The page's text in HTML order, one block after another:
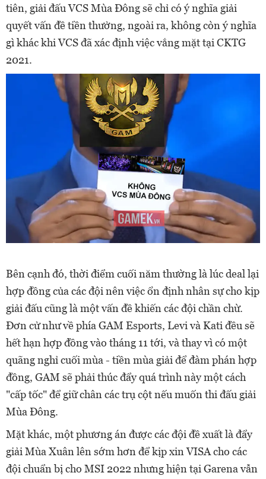
tiên, giải đấu VCS Mùa Đông sẽ chỉ có ý nghĩa giải
quyết vấn đề tiền thưởng, ngoài ra, không còn ý nghĩa
gì khác khi VCS đã xác định việc vắng mặt tại CKTG
2021.
Bên cạnh đó, thời điểm cuối năm thường là lúc deal lại
hợp đồng của các đội nên việc ổn định nhân sự cho kịp
giải đấu cũng là một vấn đề khiến các đội chần chừ.
Đơn cử như về phía GAM Esports, Levi và Kati đều sẽ
hết hạn hợp đồng vào tháng 11 tới, và thay vì có một
quãng nghỉ cuối mùa - tiền mùa giải để đàm phán hợp
đồng, GAM sẽ phải thúc đẩy quá trình này một cách
"cấp tốc" để giữ chân các trụ cột nếu muốn thi đấu giải
Mùa Đông.
Mặt khác, một phương án được các đội đề xuất là đẩy
giải Mùa Xuân lên sớm hơn để kịp xin VISA cho các
đội chuẩn bị cho MSI 2022 nhưng hiện tại Garena vẫn